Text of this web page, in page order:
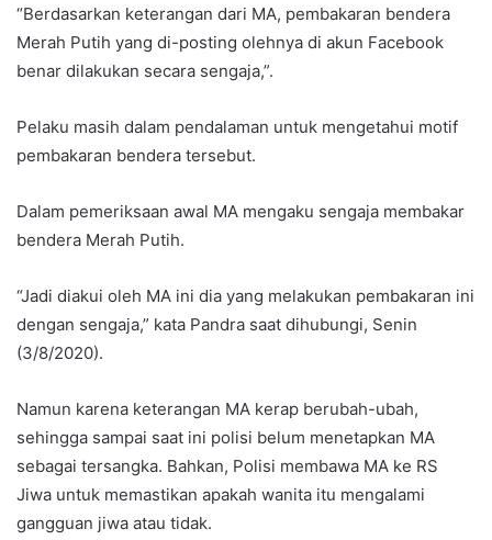
“Berdasarkan keterangan dari MA, pembakaran bendera
Merah Putih yang di-posting olehnya di akun Facebook
benar dilakukan secara sengaja,”.
Pelaku masih dalam pendalaman untuk mengetahui motif
pembakaran bendera tersebut.
Dalam pemeriksaan awal MA mengaku sengaja membakar
bendera Merah Putih.
“Jadi diakui oleh MA ini dia yang melakukan pembakaran ini
dengan sengaja,” kata Pandra saat dihubungi, Senin
(3/8/2020).
Namun karena keterangan MA kerap berubah-ubah,
sehingga sampai saat ini polisi belum menetapkan MA
sebagai tersangka. Bahkan, Polisi membawa MA ke RS
Jiwa untuk memastikan apakah wanita itu mengalami
gangguan jiwa atau tidak.